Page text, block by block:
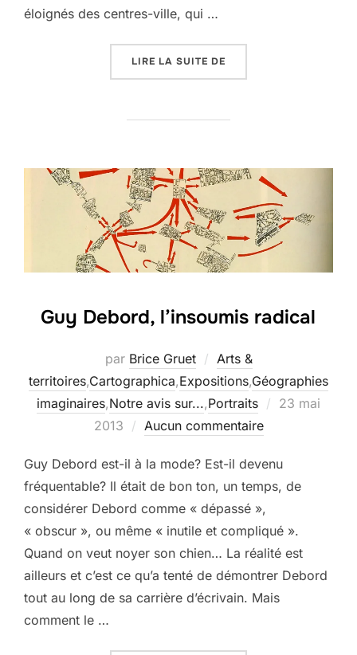
éloignés des centres-ville, qui …
LIRE LA SUITE DE
Guy Debord, l’insoumis radical
par Brice Gruet
Arts &
territoires,Cartographica,Expositions,Géographies
imaginaires,Notre avis sur...,Portraits
Publié
23 mai
2013
Aucun commentaire
Guy Debord est-il à la mode? Est-il devenu
fréquentable? Il était de bon ton, un temps, de
considérer Debord comme « dépassé »,
« obscur », ou même « inutile et compliqué ».
Quand on veut noyer son chien… La réalité est
ailleurs et c’est ce qu’a tenté de démontrer Debord
tout au long de sa carrière d’écrivain. Mais
comment le …